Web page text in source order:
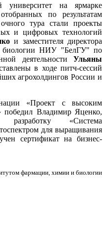
университет на ярмарке
по результатам
тура стали проекты
и цифровых технологий
и заместителя директора
биологии НИУ "БелГУ" по
деятельности Ульяны
в ходе питч-сессий
агрохолдингов России и
«Проект с высоким
победил Владимир Яценко,
разработку «Система
для выращивания
сертификат на бизнес-
фармации, химии и биологии